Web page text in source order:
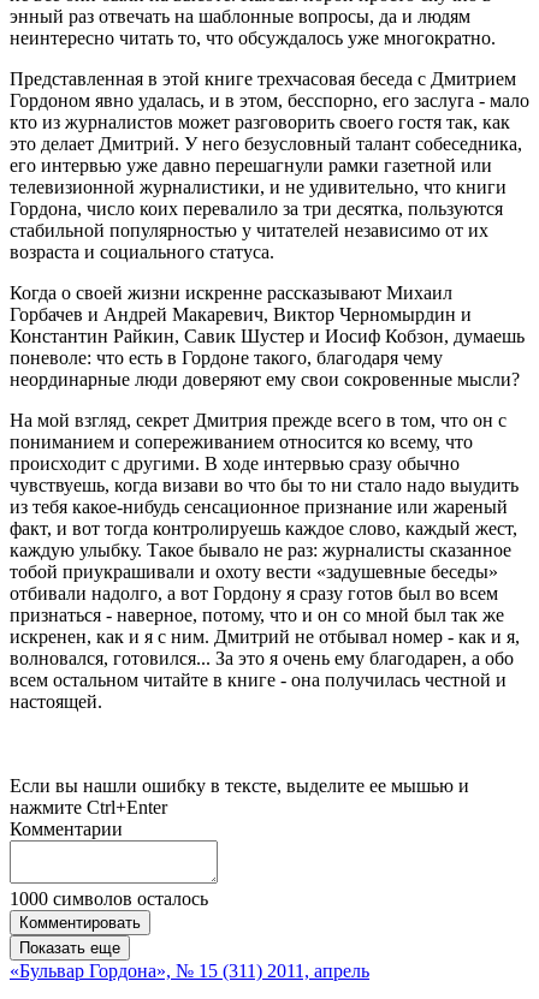
энный раз отвечать на шаблонные вопросы, да и людям
неинтересно читать то, что обсуждалось уже многократно.
Представленная в этой книге трехчасовая беседа с Дмитрием
Гордоном явно удалась, и в этом, бесспорно, его заслуга - мало
кто из журналистов может разговорить своего гостя так, как
это делает Дмитрий. У него безусловный талант собеседника,
его интервью уже давно перешагнули рамки газетной или
телевизионной журналистики, и не удивительно, что книги
Гордона, число коих перевалило за три десятка, пользуются
стабильной популярностью у читателей независимо от их
возраста и социального статуса.
Когда о своей жизни искренне рассказывают Михаил
Горбачев и Андрей Макаревич, Виктор Черномырдин и
Константин Райкин, Савик Шустер и Иосиф Кобзон, думаешь
поневоле: что есть в Гордоне такого, благодаря чему
неординарные люди доверяют ему свои сокровенные мысли?
На мой взгляд, секрет Дмитрия прежде всего в том, что он с
пониманием и сопереживанием относится ко всему, что
происходит с другими. В ходе интервью сразу обычно
чувствуешь, когда визави во что бы то ни стало надо выудить
из тебя какое-нибудь сенсационное признание или жареный
факт, и вот тогда контролируешь каждое слово, каждый жест,
каждую улыбку. Такое бывало не раз: журналисты сказанное
тобой приукрашивали и охоту вести «задушевные беседы»
отбивали надолго, а вот Гордону я сразу готов был во всем
признаться - наверное, потому, что и он со мной был так же
искренен, как и я с ним. Дмитрий не отбывал номер - как и я,
волновался, готовился... За это я очень ему благодарен, а обо
всем остальном читайте в книге - она получилась честной и
настоящей.
Если вы нашли ошибку в тексте, выделите ее мышью и
нажмите Ctrl+Enter
Комментарии
1000 символов осталось
Комментировать
Показать еще
«Бульвар Гордона», № 15 (311) 2011, апрель